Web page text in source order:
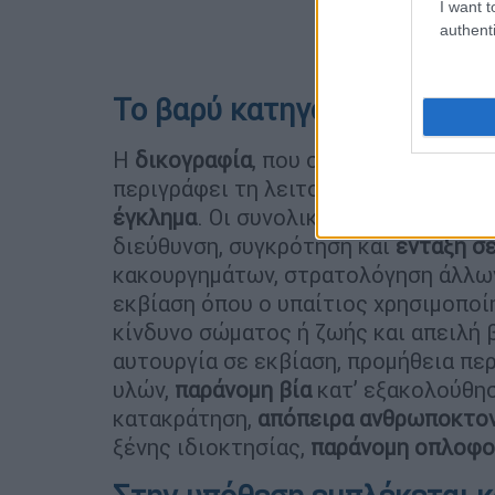
I want
Το βαρύ κατηγορητήριο
Η δικογραφία, που σχηματίστηκε
περιγράφει τη λειτουργία της
έγκλημα. Οι συνολικά
διεύθυνση, συγκρότηση καιένταξη
κακουργημάτων, στρατολόγηση
εκβίαση όπου ο υπαίτιος
κίνδυνο σώματος ή ζωής και απειλή
αυτουργία σε εκβίαση, προμήθεια
υλών, παράνομη βίακατ’
κατακράτηση, απόπειρα
ξένης ιδιοκτησίας, παράνομη